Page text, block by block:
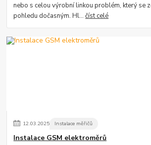
nebo s celou výrobní linkou problém, který se
pohledu dočasným. Hl...číst celé
12.03.2025 Instalace měřičů
Instalace GSM elektroměrů